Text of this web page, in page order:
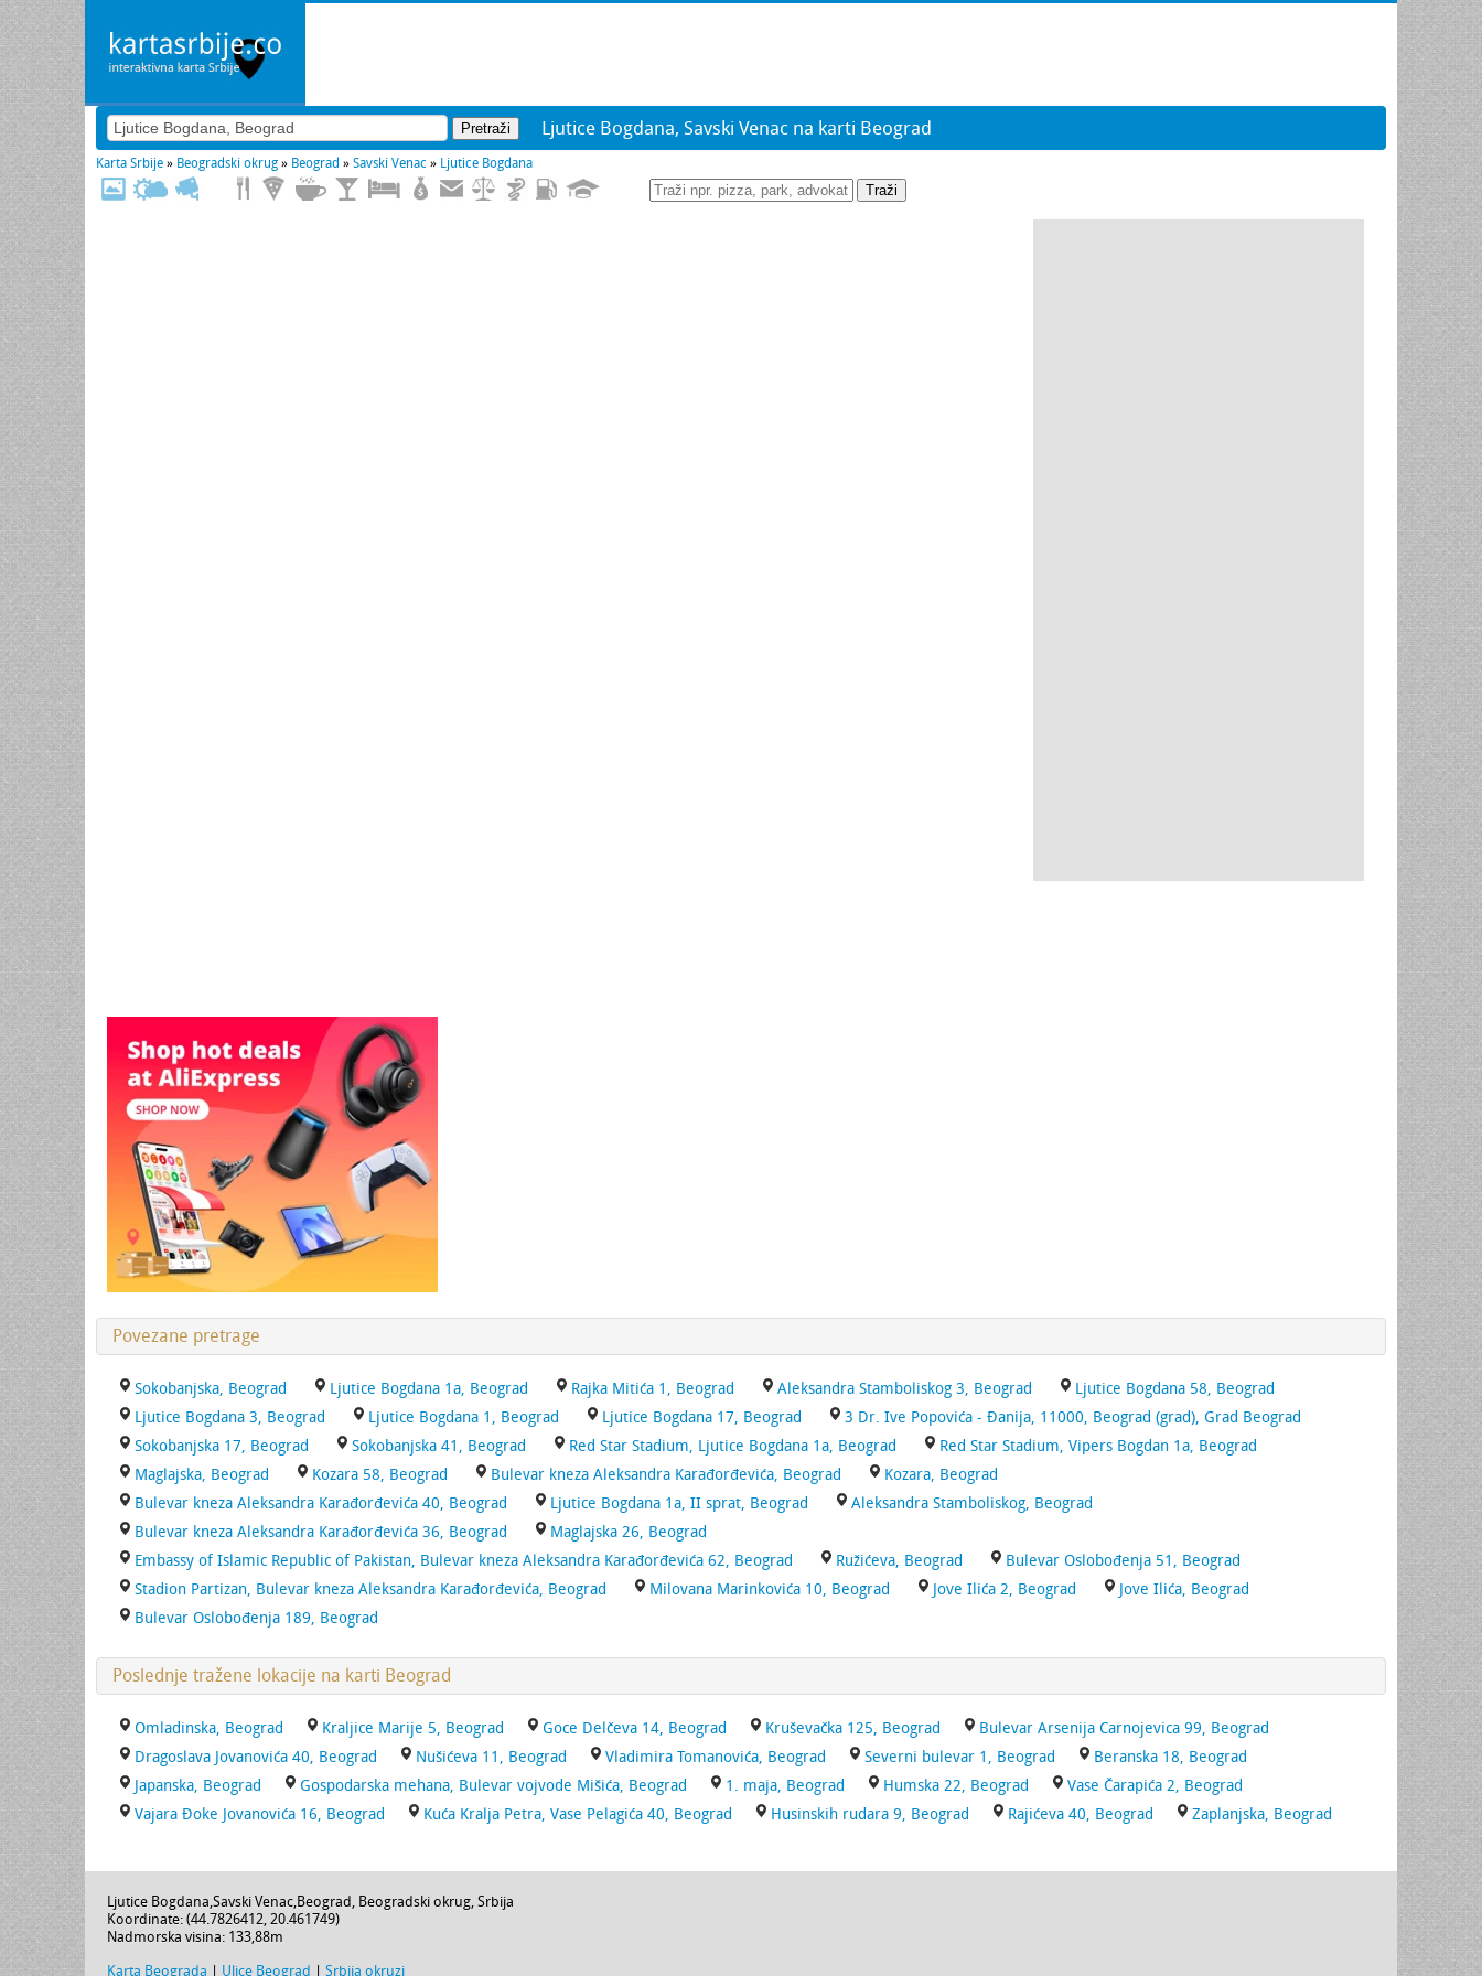
Ljutice Bogdana, Savski Venac na karti Beograd
Karta Srbije » Beogradski okrug » Beograd » Savski Venac » Ljutice Bogdana
Traži
Povezane pretrage
Sokobanjska, Beograd Ljutice Bogdana 1a, Beograd Rajka Mitića 1, Beograd Aleksandra Stamboliskog 3, Beograd
Ljutice Bogdana 58, Beograd
Ljutice Bogdana 3, Beograd
Ljutice Bogdana 1, Beograd Ljutice Bogdana 17, Beograd
3 Dr. Ive Popovića - Đanija, 11000, Beograd (grad), Grad Beograd
Sokobanjska 17, Beograd
Sokobanjska 41, Beograd Red Star Stadium, Ljutice Bogdana 1a, Beograd
Red Star Stadium, Vipers Bogdan 1a, Beograd
Maglajska, Beograd
Kozara 58, Beograd Bulevar kneza Aleksandra Karađorđevića, Beograd
Kozara, Beograd
Bulevar kneza Aleksandra Karađorđevića 40, Beograd
Ljutice Bogdana 1a, II sprat, Beograd
Aleksandra Stamboliskog, Beograd
Bulevar kneza Aleksandra Karađorđevića 36, Beograd
Maglajska 26, Beograd
Embassy of Islamic Republic of Pakistan, Bulevar kneza Aleksandra Karađorđevića 62, Beograd
Ružićeva, Beograd
Bulevar Oslobođenja 51, Beograd
Stadion Partizan, Bulevar kneza Aleksandra Karađorđevića, Beograd
Milovana Marinkovića 10, Beograd Jove Ilića 2, Beograd
Jove Ilića, Beograd
Bulevar Oslobođenja 189, Beograd
Poslednje tražene lokacije na karti Beograd
Omladinska, Beograd Kraljice Marije 5, Beograd Goce Delčeva 14, Beograd Kruševačka 125, Beograd
Bulevar Arsenija Carnojevica 99, Beograd
Dragoslava Jovanovića 40, Beograd
Nušićeva 11, Beograd Vladimira Tomanovića, Beograd Severni bulevar 1, Beograd
Beranska 18, Beograd
Japanska, Beograd
Gospodarska mehana, Bulevar vojvode Mišića, Beograd 1. maja, Beograd Humska 22, Beograd
Vase Čarapića 2, Beograd
Vajara Đoke Jovanovića 16, Beograd
Kuća Kralja Petra, Vase Pelagića 40, Beograd Husinskih rudara 9, Beograd Rajićeva 40, Beograd Zaplanjska, Beograd
Ljutice Bogdana,Savski Venac,Beograd, Beogradski okrug, Srbija
Koordinate: (44.7826412, 20.461749)
Nadmorska visina: 133,88m
Karta Beograda Ulice Beograd Srbija okruzi